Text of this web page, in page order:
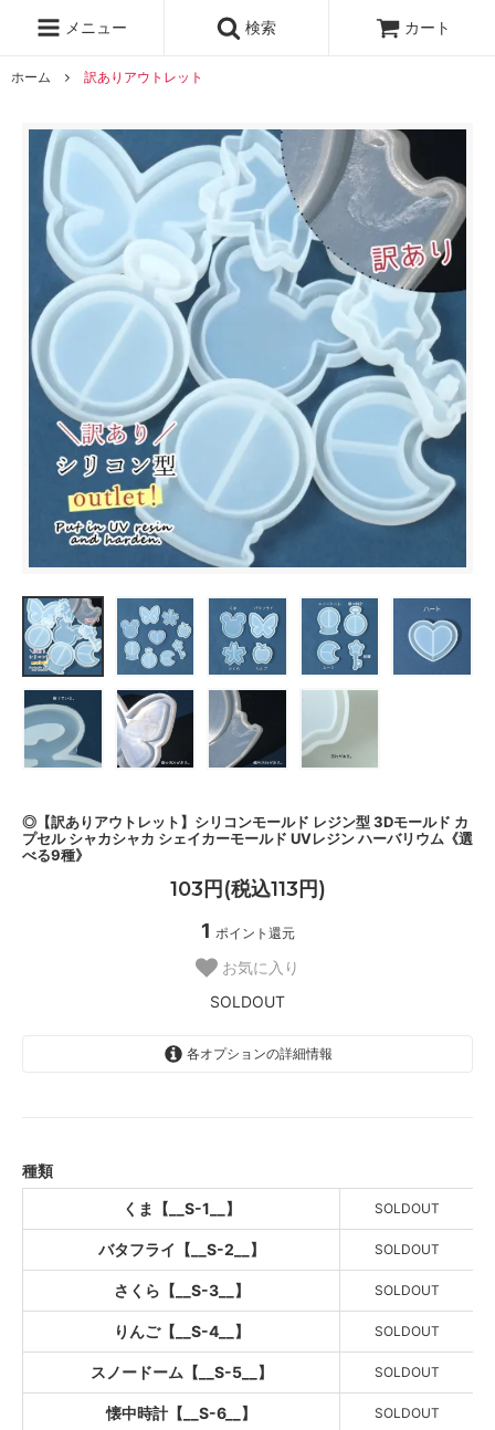
メニュー 検索 カート
ホーム 訳ありアウトレット
◎【訳ありアウトレット】シリコンモールド レジン型 3Dモールド カ
プセル シャカシャカ シェイカーモールド UVレジン ハーバリウム《選
べる9種》
103円(税込113円)
1 ポイント還元
お気に入り
SOLDOUT
各オプションの詳細情報
りんご【__S-4__】
SOLD OUT
スノードーム【__S-5__】
懐中時計【__S-6__】
SOLD OUT
種類
くま【__S-1__】
SOLDOUT
バタフライ【__S-2__】 SOLDOUT
さくら【__S-3__】 SOLDOUT
りんご【__S-4__】 SOLDOUT
スノードーム【__S-5__】 SOLDOUT
懐中時計【__S-6__】 SOLDOUT